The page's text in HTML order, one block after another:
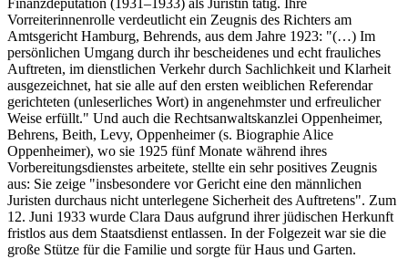
Finanzdeputation (1931–1933) als Juristin tätig. Ihre
Vorreiterinnenrolle ver­deutlicht ein Zeugnis des Richters am
Amtsgericht Hamburg, Behrends, aus dem Jahre 1923: "(…) Im
persönlichen Umgang durch ihr bescheidenes und echt frauliches
Auftreten, im dienstlichen Verkehr durch Sachlichkeit und Klarheit
ausgezeichnet, hat sie alle auf den ersten weiblichen Referendar
gerichteten (unleserliches Wort) in angenehmster und erfreulicher
Weise erfüllt." Und auch die Rechtsanwaltskanzlei Oppenheimer,
Behrens, Beith, Levy, Oppenheimer (s. Biographie Alice
Oppenheimer), wo sie 1925 fünf Monate während ihres
Vorbereitungsdienstes arbeitete, stellte ein sehr positives Zeugnis
aus: Sie zeige "insbesondere vor Gericht eine den männlichen
Juristen durchaus nicht unterlegene Sicherheit des Auftretens". Zum
12. Juni 1933 wurde Clara Daus aufgrund ihrer jüdischen Herkunft
fristlos aus dem Staatsdienst entlassen. In der Folgezeit war sie die
große Stütze für die Familie und sorgte für Haus und Garten.